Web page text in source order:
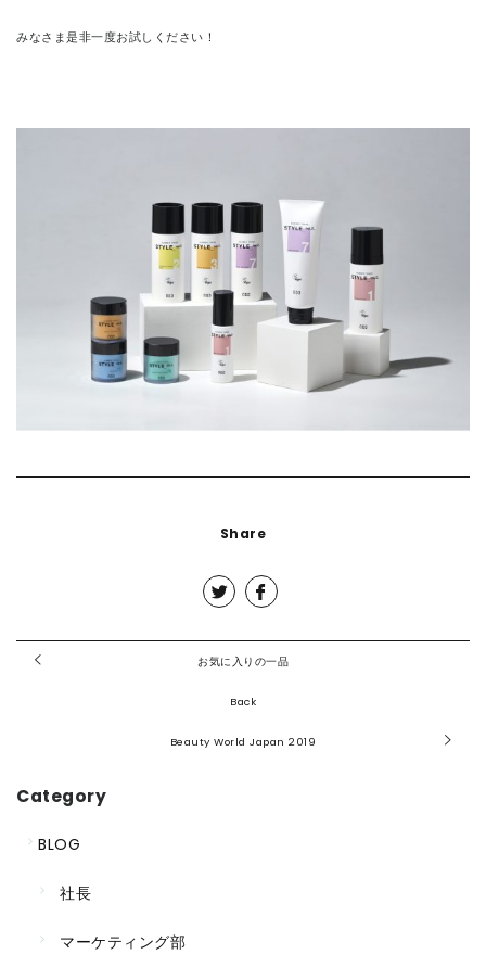
みなさま是非一度お試しください ！
Share
お気に入りの一品
Back
Beauty World Japan 2019
Category
BLOG
社長
マーケティング部